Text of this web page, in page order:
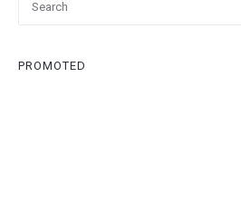
PROMOTED